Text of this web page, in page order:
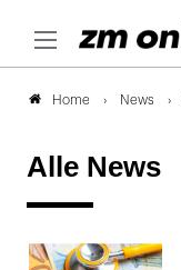
Home News
Alle News